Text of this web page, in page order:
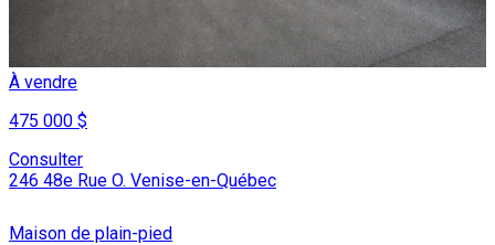
À vendre
475 000 $
Consulter
246 48e Rue O. Venise-en-Québec
Maison de plain-pied